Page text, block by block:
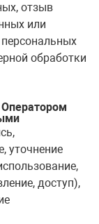
отзыв
или
обработки
уточнение
доступ),